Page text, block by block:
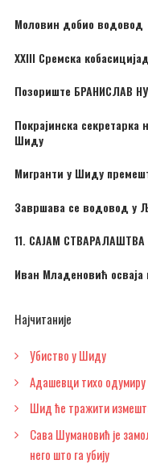
Моловин добио водовод
XXIII Сремска
Позориште БРАНИСЛАВ
Покрајинска секретарка
Шиду
Мигранти у Шиду
Завршава се водовод у
11. САЈАМ
Иван Младеновић
Најчитаније
Убиство у Шиду
Адашевци тихо одумиру
Шид ће тражити
Сава Шумановић је
него што га убију